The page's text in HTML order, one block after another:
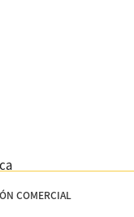
COMERCIAL